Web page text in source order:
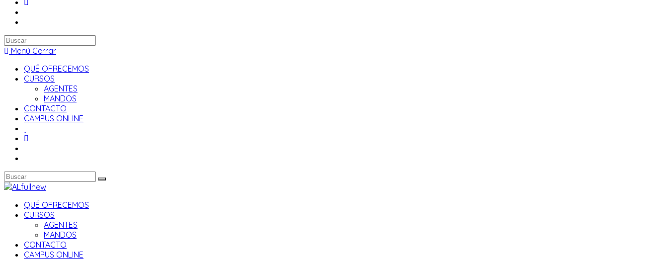
Buscar
en
web
Menú Cerrar
QUÉ OFRECEMOS
CURSOS
AGENTES
MANDOS
CONTACTO
CAMPUS ONLINE
QUÉ OFRECEMOS
CURSOS
AGENTES
MANDOS
CONTACTO
CAMPUS ONLINE